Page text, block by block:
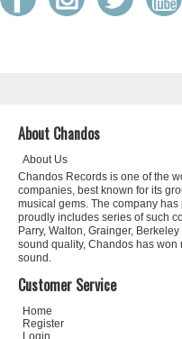
About Chandos
About Us
Chandos Records is one of the
companies, best known for its
musical gems. The company
proudly includes series of such
Parry, Walton, Grainger,
sound quality, Chandos has won
sound.
Customer Service
Home
Register
Login